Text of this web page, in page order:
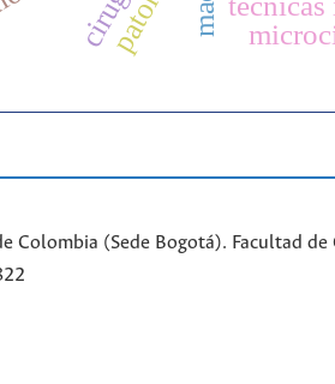
Colombia (Sede Bogotá). Facultad